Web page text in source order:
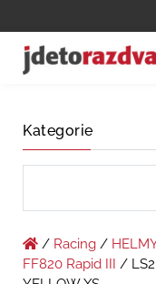
Kategorie
/ Racing /
FF820 Rapid III
/ LS2